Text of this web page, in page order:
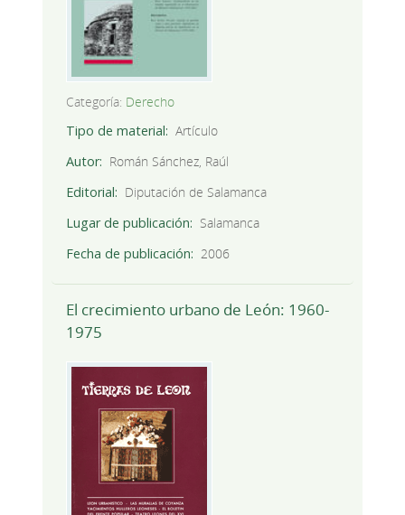
Categoría: Derecho
Tipo de material
Artículo
Autor
Román Sánchez, Raúl
Editorial
Diputación de Salamanca
Lugar de publicación
Salamanca
Fecha de publicación
2006
El crecimiento urbano de León: 1960-
1975